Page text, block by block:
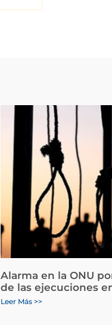
Alarma en la ONU
de las ejecuciones
Leer Más >>